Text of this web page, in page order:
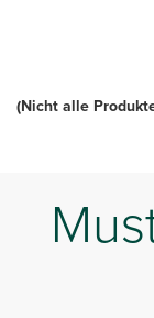
(Nicht alle